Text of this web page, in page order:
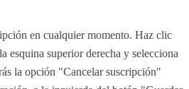
en cualquier momento. Haz clic
esquina superior derecha y selecciona
la opción "Cancelar suscripción"